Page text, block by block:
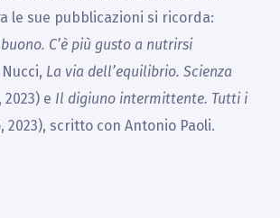
le sue pubblicazioni si ricorda:
C’è più gusto a nutrirsi
La via dell’equilibrio. Scienza
e Il digiuno intermittente. Tutti i
2023), scritto con Antonio Paoli.